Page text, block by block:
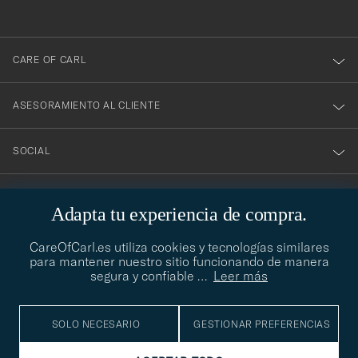
Adapta tu experiencia de compra.
CareOfCarl.es utiliza cookies y tecnologías similares
para mantener nuestro sitio funcionando de manera
segura y confiable … Leer más
SOLO NECESARIO GESTIONAR PREFERENCIAS
boletín!
CARE OF CARL
ASESORAMIENTO AL CLIENTE
SOCIAL
contact@careofcarl.com
ASESORAMIENTO DE ESTILO
estamos encantados de hacerlo